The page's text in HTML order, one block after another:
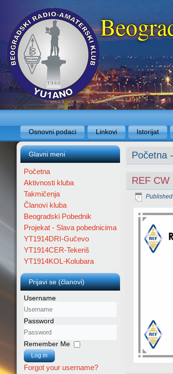
Osnovni podaci Linkovi Istorijat
Glavni meni
Početna
Aktivnosti kluba
Takmičenja
Članovi kluba
Beogradski Pobednik
Projekat - Slava pobednicima
YT1914DRI-Gučevo
YT1914CER-Tekeriš
YT1914KOL-Kolubara
Prijavi se (članovi)
Username
Password
Remember Me
Log in
Forgot your username?
Početna
REF CW